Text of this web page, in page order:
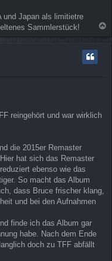
und Japan als limitietre
Sammlerstück!
reingehört und war wirklich
die 2015er Remaster
hat sich das Remaster
ebenso wie das
So macht das Album
dass Bruce frischer klang,
und bei den Aufnahmen
finde ich das Album gar
habe. Nach dem Ende
doch zu TFF abfällt